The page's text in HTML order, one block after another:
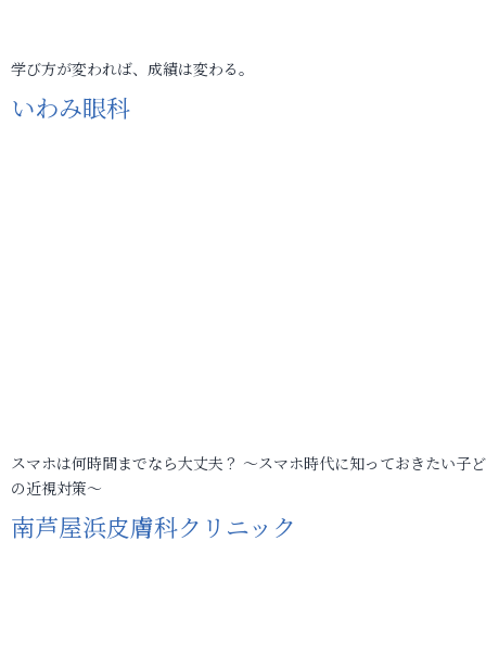
学び方が変われば、成績は変わる。
いわみ眼科
スマホは何時間までなら大丈夫？ ～スマホ時代に知っておきたい子
の近視対策～
南芦屋浜皮膚科クリニック